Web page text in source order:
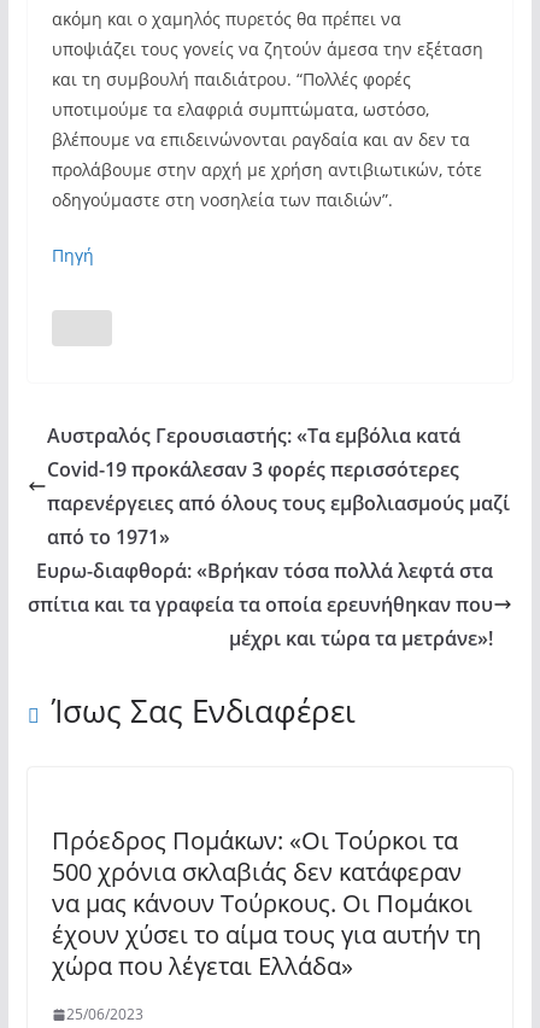
ακόμη και ο χαμηλός πυρετός θα πρέπει να
υποψιάζει τους γονείς να ζητούν άμεσα την εξέταση
και τη συμβουλή παιδιάτρου. “Πολλές φορές
υποτιμούμε τα ελαφριά συμπτώματα, ωστόσο,
βλέπουμε να επιδεινώνονται ραγδαία και αν δεν τα
προλάβουμε στην αρχή με χρήση αντιβιωτικών, τότε
οδηγούμαστε στη νοσηλεία των παιδιών”.
Πηγή
Αυστραλός Γερουσιαστής: «Τα εμβόλια κατά
Covid-19 προκάλεσαν 3 φορές περισσότερες
παρενέργειες από όλους τους εμβολιασμούς μαζί
από το 1971»
Ευρω-διαφθορά: «Βρήκαν τόσα πολλά λεφτά στα
σπίτια και τα γραφεία τα οποία ερευνήθηκαν που
μέχρι και τώρα τα μετράνε»!
Ίσως Σας Ενδιαφέρει
Πρόεδρος Πομάκων: «Οι Τούρκοι τα
500 χρόνια σκλαβιάς δεν κατάφεραν
να μας κάνουν Τούρκους. Οι Πομάκοι
έχουν χύσει το αίμα τους για αυτήν τη
χώρα που λέγεται Ελλάδα»
25/06/2023